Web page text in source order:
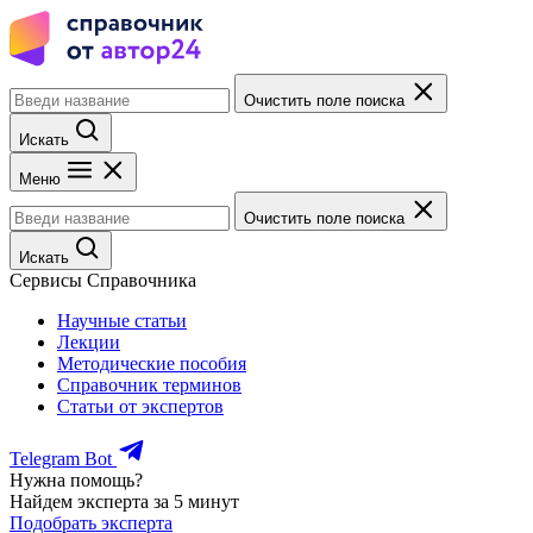
Очистить поле поиска
Искать
Меню
Очистить поле поиска
Искать
Сервисы Справочника
Научные статьи
Лекции
Методические пособия
Справочник терминов
Статьи от экспертов
Telegram Bot
Нужна помощь?
Найдем эксперта за 5 минут
Подобрать эксперта